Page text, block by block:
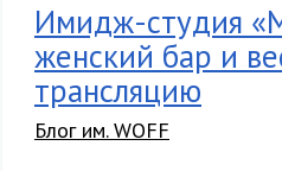
Имидж-студия
женский бар и
трансляцию
Блог им. WOFF